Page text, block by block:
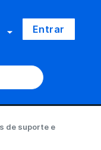
Entrar
de suporte e